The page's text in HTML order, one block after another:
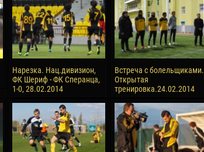
Нарезка. Нац.дивизион,
ФК Шериф - ФК Сперанца,
1-0, 28.02.2014
Встреча с болельщиками.
Открытая
тренировка.24.02.2014